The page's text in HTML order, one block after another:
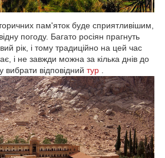
пам'яток буде сприятливішим,
погоду. Багато росіян прагнуть
рік, і тому традиційно на цей час
і не завжди можна за кілька днів до
вибрати відповідний тур